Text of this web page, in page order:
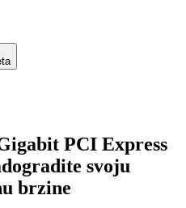
PCI Express
svoju
brzine